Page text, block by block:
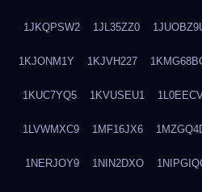
1JKQPSW2 1JL35ZZ0
1KJONM1Y 1KJVH227
1KUC7YQ5 1KVUSEU1
1LVWMXC9 1MF16JX6
1NERJOY9 1NIN2DXO